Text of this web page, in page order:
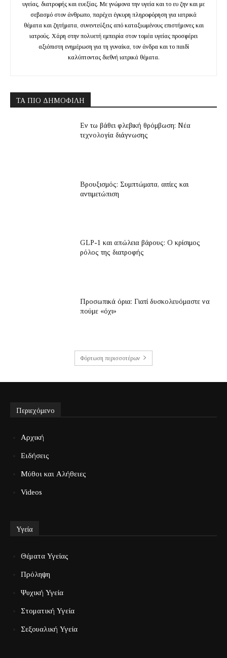
υγείας, διατροφής και ευεξίας. Με γνώμονα την υγεία και το ευ ζην και με
σεβασμό στον άνθρωπο, παρέχει έγκυρη πληροφόρηση για ιατρικά
θέματα και ζητήματα, συνεντεύξεις από καταξιωμένους επιστήμονες και
ιατρούς. Χάρη στην πολυετή εμπειρία στον τομέα υγείας προσφέρει
αξιόπιστη ενημέρωση για τη γυναίκα, τον άνδρα και το παιδί
καλύπτοντας διεθνή ιατρικά θέματα.
ΤΑ ΠΙΟ ΔΗΜΟΦΙΛΉ
Εν τω βάθει φλεβική θρόμβωση: Νέα
τεχνολογία διάγνωσης
Βρουξισμός: Συμπτώματα, αιτίες και
αντιμετώπιση
GLP-1 και απώλεια βάρους: Ο κρίσιμος
ρόλος της διατροφής
Προσωπικά όρια: Γιατί δυσκολευόμαστε να
πούμε «όχι»
Φόρτωση περισσοτέρων
Περιεχόμενο
Αρχική
Ειδήσεις
Μύθοι και Αλήθειες
Videos
Υγεία
Θέματα Υγείας
Πρόληψη
Ψυχική Υγεία
Στοματική Υγεία
Σεξουαλική Υγεία